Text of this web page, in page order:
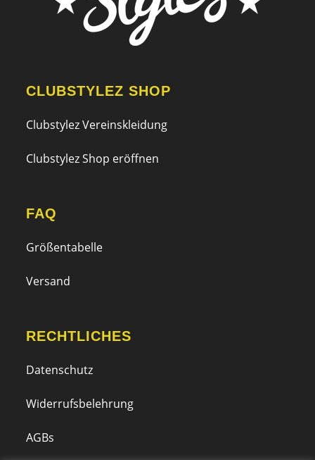
CLUBSTYLEZ SHOP
Clubstylez Vereinskleidung
Clubstylez Shop eröffnen
FAQ
Größentabelle
Versand
RECHTLICHES
Datenschutz
Widerrufsbelehrung
AGBs